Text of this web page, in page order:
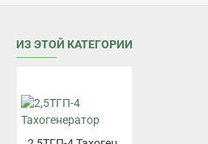
ИЗ ЭТОЙ КАТЕГОРИИ